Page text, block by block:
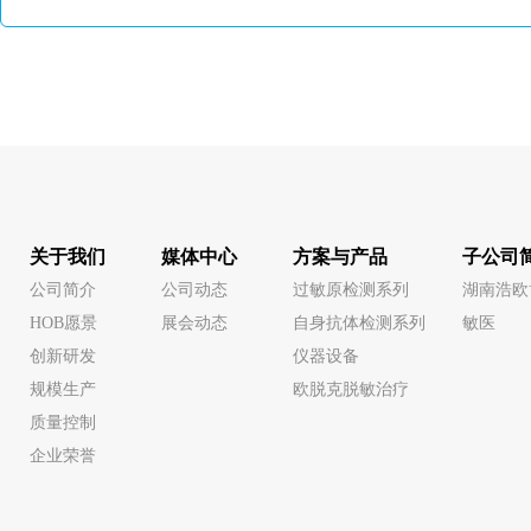
关于我们
公司简介
HOB愿景
创新研发
规模生产
质量控制
企业荣誉
媒体中心
公司动态
展会动态
方案与产品
过敏原检测系列
自身抗体检测系列
仪器设备
欧脱克脱敏治疗
子公司
湖南浩
敏医